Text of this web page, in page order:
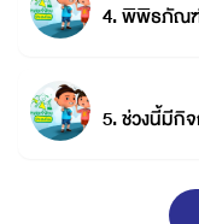
4. พิพิธภัณฑ์
5. ช่วงนี้มีกิ